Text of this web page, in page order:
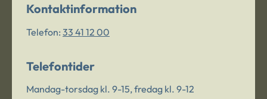
Kontaktinformation
Telefon: 33 41 12 00
Telefontider
Mandag-torsdag kl. 9-15, fredag kl. 9-12